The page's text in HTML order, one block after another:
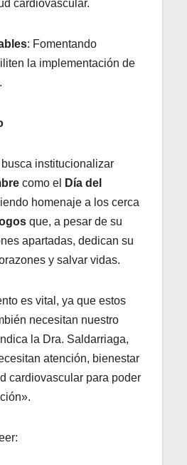
cardiovascular.
: Fomentando
la implementación de
institucionalizar
como el
Día del
homenaje a los cerca
que, a pesar de su
apartadas, dedican su
y salvar vidas.
es vital, ya que estos
necesitan nuestro
la Dra. Saldarriaga,
atención, bienestar
cardiovascular para poder